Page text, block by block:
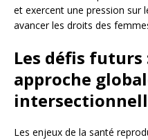
et exercent une pression sur
avancer les droits des
Les défis futurs
approche
Les enjeux de la santé